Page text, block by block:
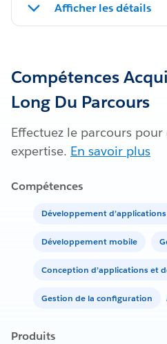
Afficher les détails
Compétences
Long Du Parcours
Effectuez le parcours
expertise. En savoir plus
Compétences
Développement
Développement mobile
Conception d’applications et
Gestion de la configuration
Produits